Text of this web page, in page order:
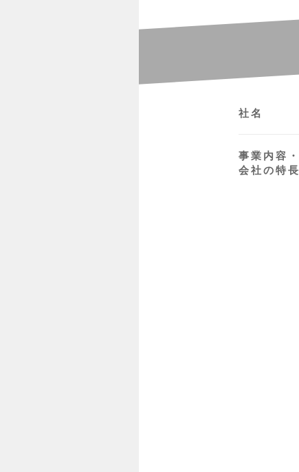
社名
事業内容・
会社の特長